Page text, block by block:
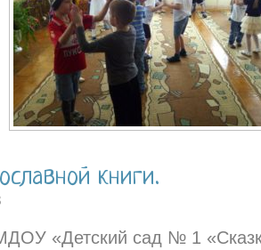
книги.
«Детский сад № 1